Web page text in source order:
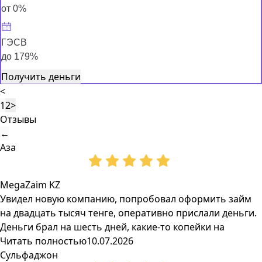
от 0%
ГЭСВ
до 179%
Получить деньги
<
12>
Отзывы
←
Аза
MegaZaim KZ
Увидел новую компанию, попробовал оформить займ
на двадцать тысяч тенге, оперативно прислали деньги.
Деньги брал на шесть дней, какие-то копейки на
Читать полностью10.07.2026
Сульфаджон